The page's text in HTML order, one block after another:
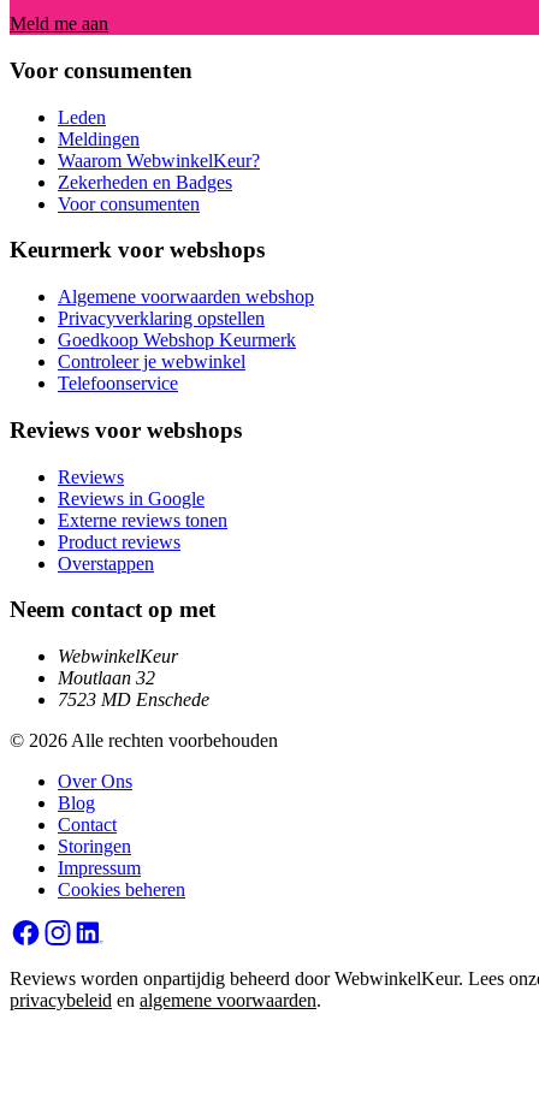
Meld me aan
Voor consumenten
Leden
Meldingen
Waarom WebwinkelKeur?
Zekerheden en Badges
Voor consumenten
Keurmerk voor webshops
Algemene voorwaarden webshop
Privacyverklaring opstellen
Goedkoop Webshop Keurmerk
Controleer je webwinkel
Telefoonservice
Reviews voor webshops
Reviews
Reviews in Google
Externe reviews tonen
Product reviews
Overstappen
Neem contact op met
WebwinkelKeur
Moutlaan 32
7523 MD Enschede
© 2026 Alle rechten voorbehouden
Over Ons
Blog
Contact
Storingen
Impressum
Cookies beheren
Reviews worden onpartijdig beheerd door WebwinkelKeur. Lees
privacybeleid en algemene voorwaarden.